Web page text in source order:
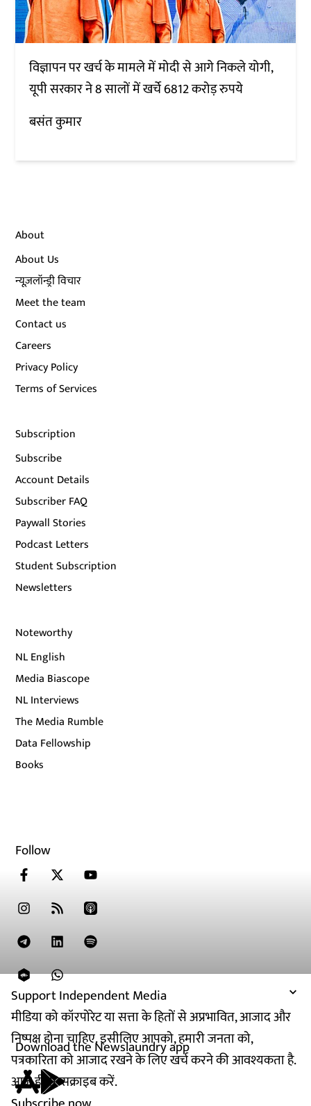
Support Independent Media
मीडिया को कॉरपोरेट या सत्ता के हितों से अप्रभावित, आजाद और
निष्पक्ष होना चाहिए. इसीलिए आपको, हमारी जनता को,
पत्रकारिता को आजाद रखने के लिए खर्च करने की आवश्यकता है.
आज ही सब्सक्राइब करें.
विज्ञापन पर खर्च के मामले में मोदी से आगे निकले योगी,
यूपी सरकार ने 8 सालों में खर्चे 6812 करोड़ रुपये
बसंत कुमार
About
About Us
न्यूज़लॉन्ड्री विचार
Meet the team
Contact us
Careers
Privacy Policy
Terms of Services
Subscription
Subscribe
Account Details
Subscriber FAQ
Paywall Stories
Podcast Letters
Student Subscription
Newsletters
Noteworthy
NL English
Media Biascope
NL Interviews
The Media Rumble
Data Fellowship
Books
Follow
Download the Newslaundry app